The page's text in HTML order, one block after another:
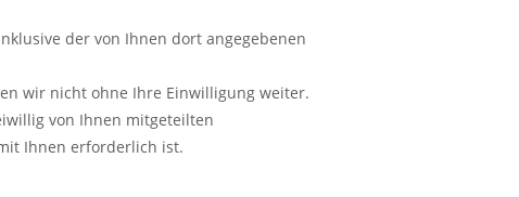
der von Ihnen dort angegebenen
wir nicht ohne Ihre Einwilligung weiter.
von Ihnen mitgeteilten
Ihnen erforderlich ist.